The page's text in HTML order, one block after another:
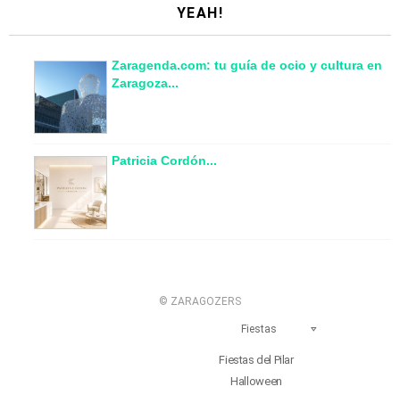
YEAH!
Zaragenda.com: tu guía de ocio y cultura en
Zaragoza...
Patricia Cordón...
© ZARAGOZERS
Fiestas
Fiestas del Pilar
Halloween